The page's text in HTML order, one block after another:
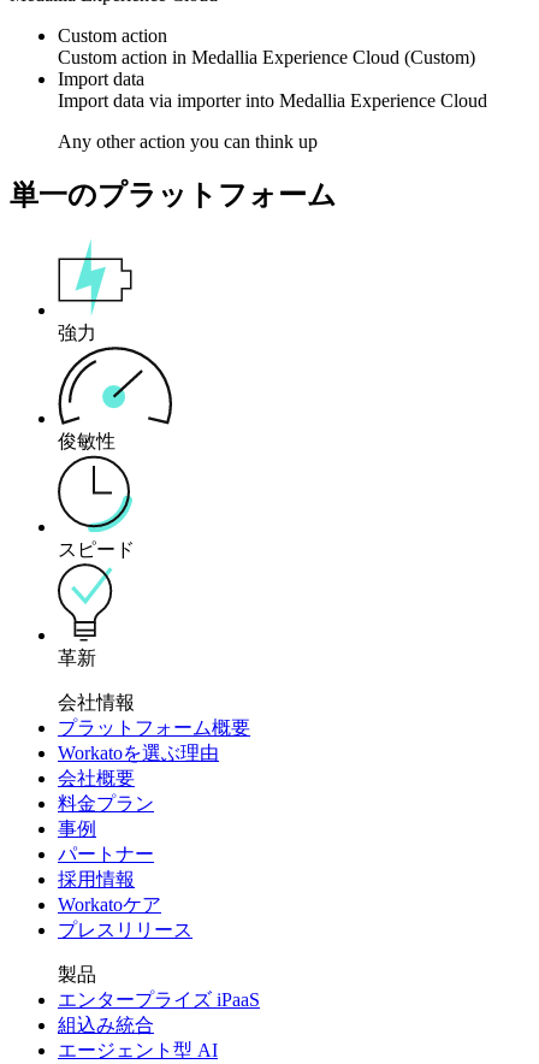
Custom action
Custom action in Medallia Experience Cloud (Custom)
Import data
Import data via importer into Medallia Experience Cloud
Any other action you can think up
単一のプラットフォーム
強力
俊敏性
スピード
革新
会社情報
プラットフォーム概要
Workatoを選ぶ理由
会社概要
料金プラン
事例
パートナー
採用情報
Workatoケア
プレスリリース
製品
エンタープライズ iPaaS
組込み統合
エージェント型 AI